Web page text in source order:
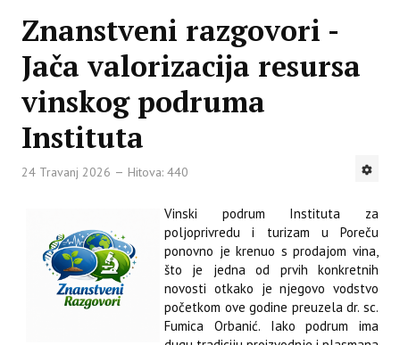
Znanstveni razgovori -
Jača valorizacija resursa
vinskog podruma
Instituta
24 Travanj 2026 Hitova: 440
Vinski podrum Instituta za
poljoprivredu i turizam u Poreču
ponovno je krenuo s prodajom vina,
što je jedna od prvih konkretnih
novosti otkako je njegovo vodstvo
početkom ove godine preuzela dr. sc.
Fumica Orbanić. Iako podrum ima